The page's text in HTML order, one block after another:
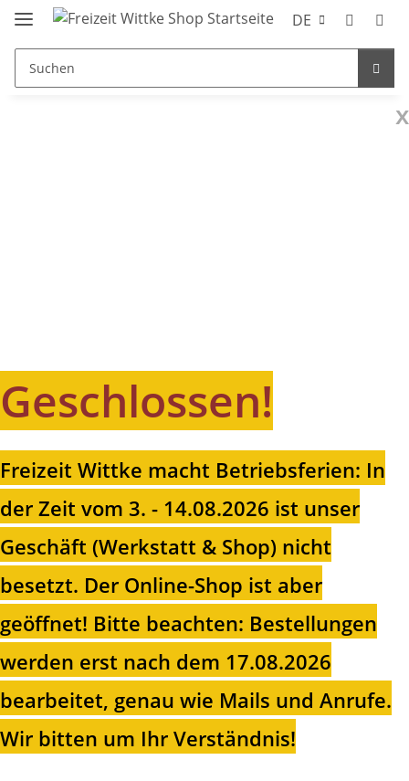
DE
x
Geschlossen!
Freizeit Wittke macht Betriebsferien: In
der Zeit vom 3. - 14.08.2026 ist unser
Geschäft (Werkstatt & Shop) nicht
besetzt. Der Online-Shop ist aber
geöffnet! Bitte beachten: Bestellungen
werden erst nach dem 17.08.2026
bearbeitet, genau wie Mails und Anrufe.
Wir bitten um Ihr Verständnis!